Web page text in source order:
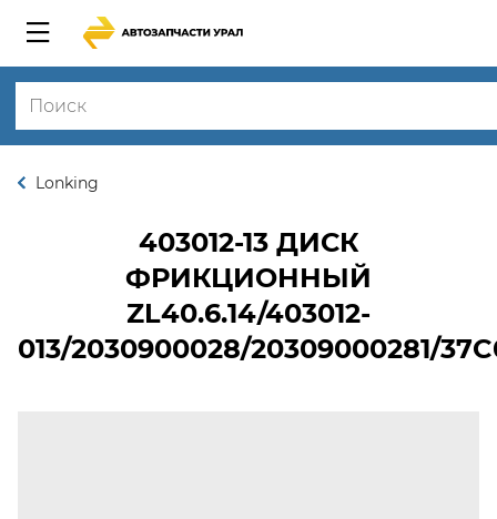
Lonking
403012-13ДИСК
ФРИКЦИОННЫЙ
ZL40.6.14/403012-
013/2030900028/20309000281/